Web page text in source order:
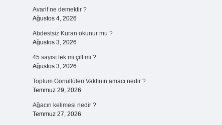
Avarif ne demektir ?
Ağustos 4, 2026
Abdestsiz Kuran okunur mu ?
Ağustos 3, 2026
45 sayısı tek mi çift mi ?
Ağustos 3, 2026
Toplum Gönüllüleri Vakfının amacı nedir ?
Temmuz 29, 2026
Ağacın kelimesi nedir ?
Temmuz 27, 2026